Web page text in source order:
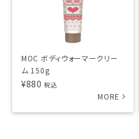
MOC ボディウォーマークリー
ム 150g
¥880 税込